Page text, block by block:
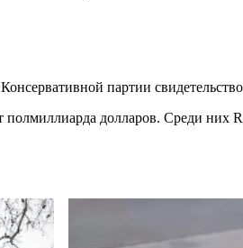
партии
полмиллиарда долларов. Среди них